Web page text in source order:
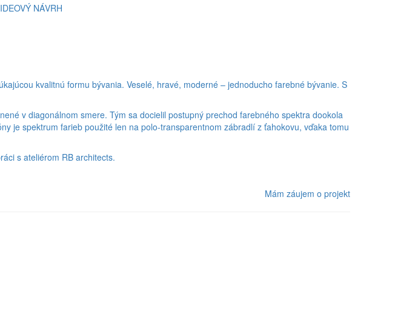
NÁVRH
kvalitnú formu bývania. Veselé, hravé, moderné – jednoducho farebné bývanie. S
v diagonálnom smere. Tým sa docielil postupný prechod farebného spektra dookola
je spektrum farieb použité len na polo-transparentnom zábradlí z ťahokovu, vďaka tomu
s ateliérom RB architects.
Mám záujem o projekt